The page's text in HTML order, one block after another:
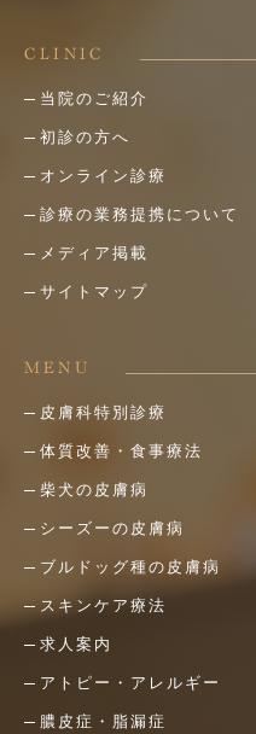
CLINIC
当院のご紹介
初診の方へ
オンライン診療
診療の業務提携について
メディア掲載
サイトマップ
MENU
皮膚科特別診療
体質改善・食事療法
柴犬の皮膚病
シーズーの皮膚病
ブルドッグ種の皮膚病
スキンケア療法
求人案内
アトピー・アレルギー
膿皮症・脂漏症